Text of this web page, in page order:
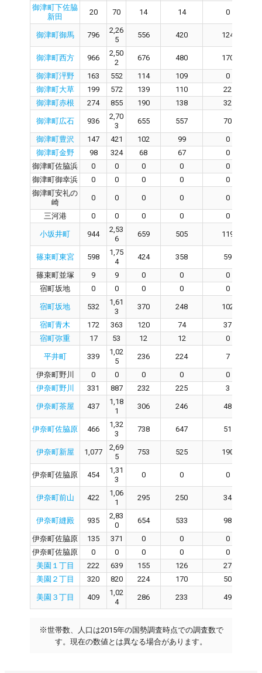
御津町下佐脇
新田
20 70 14 14 0
御津町御馬 796
2,26
5
556 420 124
御津町西方 966
2,50
2
676 480 170
御津町泙野 163 552 114 109
0
御津町大草
199 572 139 110
22
御津町赤根
274 855 190 138 32
御津町広石 936
2,70
3
655 557 70
御津町豊沢 147 421 102 99
0
御津町金野
98 324 68 67
0
御津町佐脇浜
0 0 0 0
0
御津町御幸浜
0 0 0 0
0
御津町安礼の
崎
0 0 0 0 0
三河港 0 0 0 0 0
小坂井町 944
2,53
6
659 505 119
篠束町東宮 598
1,75
4
424 358 59
篠束町並塚 9 9 0 0
0
宿町坂地
0 0 0 0 0
宿町坂地 532
1,61
3
370 248 102
宿町青木 172 363 120 74
37
宿町弥重
17 53 12 12 0
平井町 339
1,02
5
236 224 7
伊奈町野川 0 0 0 0
0
伊奈町野川
331 887 232 225 3
伊奈町茶屋 437
1,18
1
306 246 48
伊奈町佐脇原 466
1,32
3
738 647 51
伊奈町新屋 1,077
2,69
5
753 525 190
伊奈町佐脇原 454
1,31
3
0 0 0
伊奈町前山 422
1,06
1
295 250 34
伊奈町縫殿 935
2,83
0
654 533 98
伊奈町佐脇原 135 371 0 0
0
伊奈町佐脇原
0 0 0 0
0
美園１丁目
222 639 155 126
27
美園２丁目
320 820 224 170 50
美園３丁目 409
1,02
4
286 233 49
※世帯数、人口は2015年の国勢調査時点での調査数で
す。現在の数値とは異なる場合があります。